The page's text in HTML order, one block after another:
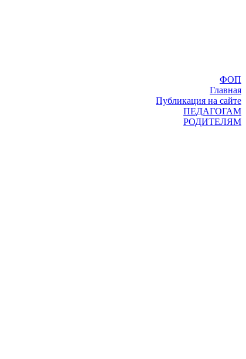
ФОП
Главная
Публикация на сайте
ПЕДАГОГАМ
РОДИТЕЛЯМ